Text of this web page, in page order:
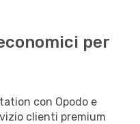
per
con Opodo e
clienti premium